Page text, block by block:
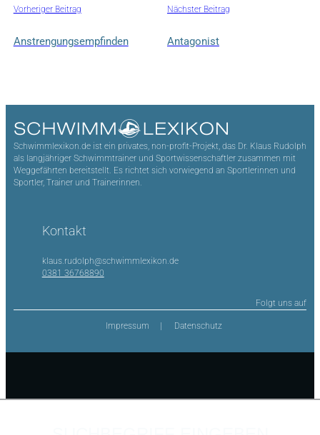
Vorheriger Beitrag
Anstrengungsempfinden
Nächster Beitrag
Antagonist
Schwimmlexikon.de ist ein privates, non-profit-Projekt, das Dr. Klaus Rudolph
als langjähriger Schwimmtrainer und Sportwissenschaftler zusammen mit
Weggefährten bereitstellt. Es richtet sich vorwiegend an Sportlerinnen und
Sportler, Trainer und Trainerinnen.
Kontakt
klaus.rudolph@schwimmlexikon.de
0381 36768890
Folgt uns auf
Impressum Datenschutz